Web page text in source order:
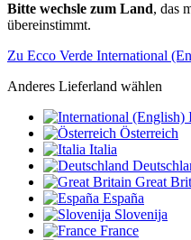
Bitte wechsle zum Land, das
übereinstimmt.
Zu Ecco Verde International
Anderes Lieferland wählen
Österreich
Italia
Great
España
Slovenija
France